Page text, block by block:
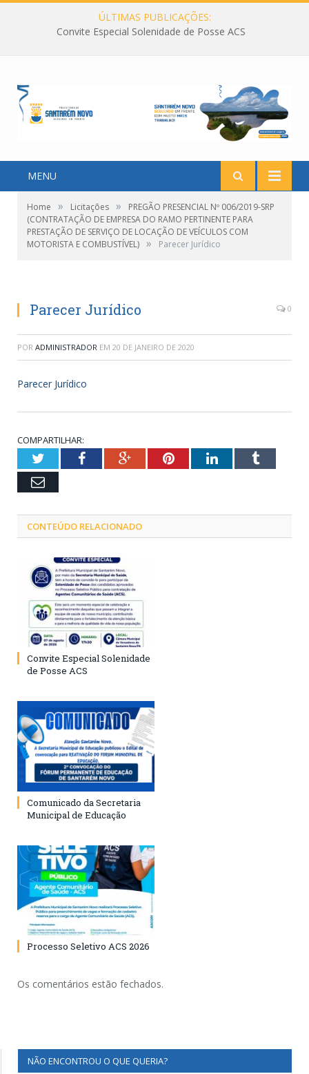
ÚLTIMAS PUBLICAÇÕES:
Convite Especial Solenidade de Posse ACS
MENU
Home » Licitações »
PREGÃO PRESENCIAL Nº 006/2019-SRP
(CONTRATAÇÃO DE EMPRESA DO RAMO PERTINENTE PARA
PRESTAÇÃO DE SERVIÇO DE LOCAÇÃO DE VEÍCULOS COM
MOTORISTA E COMBUSTÍVEL) » Parecer Jurídico
Parecer Jurídico 0
POR ADMINISTRADOR EM 20 DE JANEIRO DE 2020
Parecer Jurídico
COMPARTILHAR:
TwitterFacebookGoogle+PinterestLinkedInTumblr
Email
CONTEÚDO RELACIONADO
Convite Especial Solenidade
de Posse ACS
Comunicado da Secretaria
Municipal de Educação
Processo Seletivo ACS 2026
Os comentários estão fechados.
NÃO ENCONTROU O QUE QUERIA?